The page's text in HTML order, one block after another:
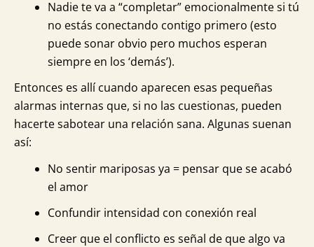
Nadie te va a “completar” emocionalmente si tú
no estás conectando contigo primero (esto
puede sonar obvio pero muchos esperan
siempre en los ‘demás’).
Entonces es allí cuando aparecen esas pequeñas
alarmas internas que, si no las cuestionas, pueden
hacerte sabotear una relación sana. Algunas suenan
así:
No sentir mariposas ya = pensar que se acabó
el amor
Confundir intensidad con conexión real
Creer que el conflicto es señal de que algo va